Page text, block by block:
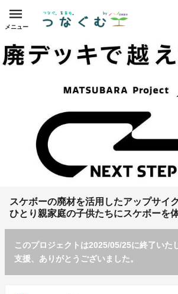
メニュー
スケボーの廃材を活用したアップサイ
ひとり親家庭の子供たちにスケボーを
このプロジェクトは2025/05/25に終了いた
支援、ありがとうございました。